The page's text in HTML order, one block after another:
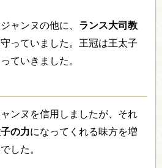
ャンヌの他に、 ランス大司教
っていました。王冠は王太子
ていきました。
ンヌを信用しましたが、それ
の力になってくれる味方を増
した。